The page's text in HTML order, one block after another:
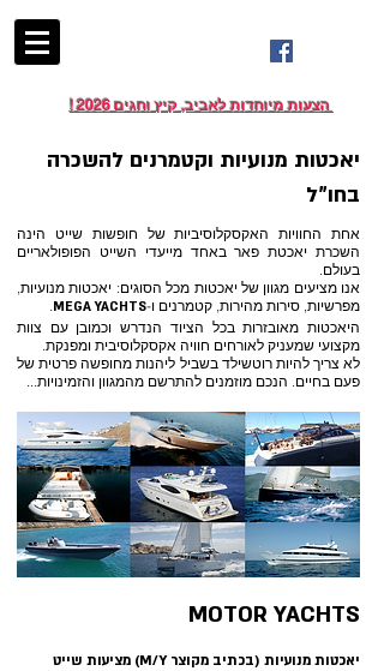
יאכטות מנועיות וקטמרנים להשכרה
בחו"ל
אחת החוויות האקסקלוסיביות של חופשות שייט הינה
השכרת יאכטת פאר באחד מייעדי השייט הפופולאריים
בעולם.
אנו מציעים מגוון של יאכטות מכל הסוגים: יאכטות מנועיות,
מפרשיות, סירות מהירות, קטמרנים ו-MEGA YACHTS
.
היאכטות מאובזרות בכל הציוד הנדרש וכמובן עם צוות
מקצועי שמעניק לאורחים חוויה אקסקלוסיבית ומפנקת.
לא צריך להיות רוטשילד בשביל ליהנות מחופשה פרטית של
פעם בחיים. הנכם מוזמנים להתרשם מהמגוון והזמינויות...
MOTOR YACHTS
יאכטות מנועיות (בכתיב מקוצר M/Y) מציעות שייט